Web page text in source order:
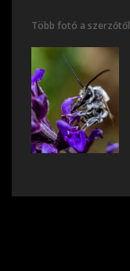
Több fotó a szerzőtől